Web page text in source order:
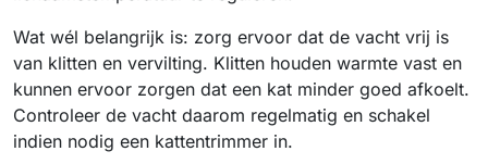
Wat wél belangrijk is: zorg ervoor dat de vacht vrij is
van klitten en vervilting. Klitten houden warmte vast en
kunnen ervoor zorgen dat een kat minder goed afkoelt.
Controleer de vacht daarom regelmatig en schakel
indien nodig een kattentrimmer in.